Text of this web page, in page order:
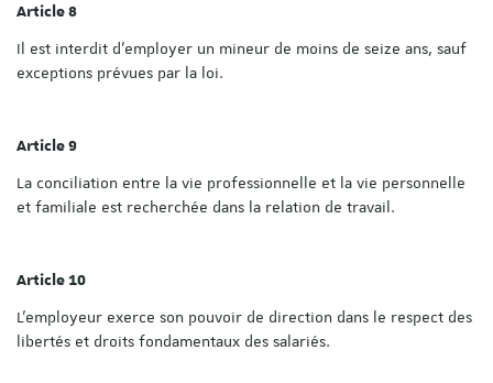
Article 8
Il est interdit d'employer un mineur de moins de seize ans, sauf
exceptions prévues par la loi.
Article 9
La conciliation entre la vie professionnelle et la vie personnelle
et familiale est recherchée dans la relation de travail.
Article 10
L'employeur exerce son pouvoir de direction dans le respect des
libertés et droits fondamentaux des salariés.